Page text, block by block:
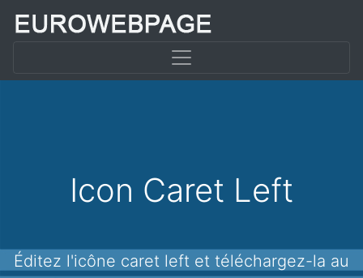
Icon Caret Left
Éditez l'icône caret left et téléchargez-la au